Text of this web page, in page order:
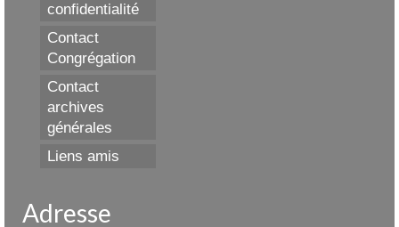
confidentialité
Contact
Congrégation
Contact
archives
générales
Liens amis
Adresse